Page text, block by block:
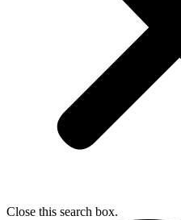
Close this search box.